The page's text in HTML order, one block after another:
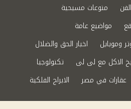
منوعات مسيحية
مواضيع عامة
وموبايل
اخبار الحق والضلال
الاكل مع لى لى
تكنولوجيا
عقارات في مصر
الابراج الفلكية